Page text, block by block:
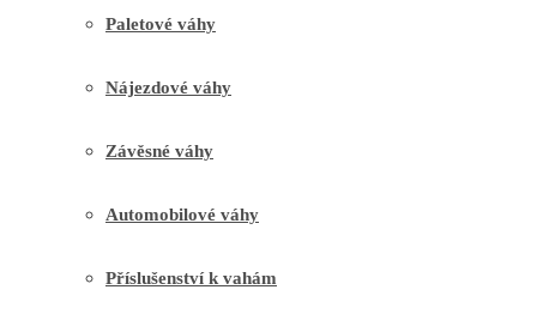
Paletové váhy
Nájezdové váhy
Závěsné váhy
Automobilové váhy
Příslušenství k vahám